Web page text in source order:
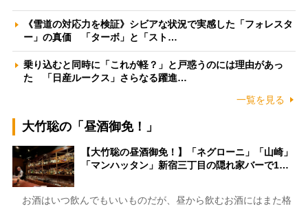
《雪道の対応力を検証》シビアな状況で実感した「フォレスタ
ー」の真価 「ターボ」と「スト…
乗り込むと同時に「これが軽？」と戸惑うのには理由があっ
た 「日産ルークス」さらなる躍進…
一覧を見る
大竹聡の「昼酒御免！」
【大竹聡の昼酒御免！】「ネグローニ」「山崎」
「マンハッタン」新宿三丁目の隠れ家バーで1…
お酒はいつ飲んでもいいものだが、昼から飲むお酒にはまた格